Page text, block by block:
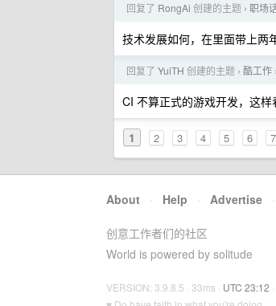
回复了 RongAi 创建的主题 › 职场
技术发展如何，在里面带上两
回复了 YuiTH 创建的主题 › 酷工作 ›
CI 不算正式的游戏开发，这
1 2 3 4 5 6 7
About · Help · Advertise ·
创意工作者们的社区
World is powered by solitude
VERSION: 3.9.8.5 · 33ms · UTC 23:12 ·